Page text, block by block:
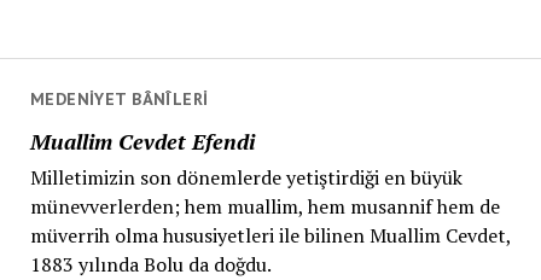
MEDENIYET BÂNÎLERI
Muallim Cevdet Efendi
Milletimizin son dönemlerde yetiştirdiği en büyük
münevverlerden; hem muallim, hem musannif hem de
müverrih olma hususiyetleri ile bilinen Muallim Cevdet,
1883 yılında Bolu da doğdu.